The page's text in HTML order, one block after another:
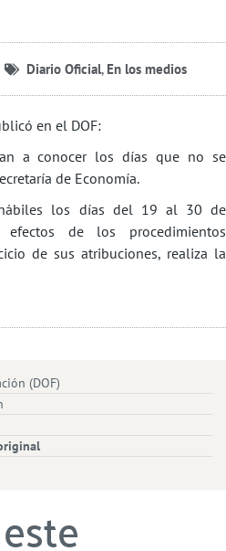
Diario Oficial, En los medios
en el DOF:
a conocer los días que no se
de Economía.
los días del 19 al 30 de
de los procedimientos
de sus atribuciones, realiza la
(DOF)